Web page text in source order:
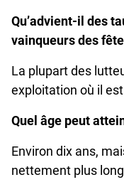
Qu’advient-il des
vainqueurs des
La plupart des
exploitation où il
Quel âge peut
Environ dix ans,
nettement plus